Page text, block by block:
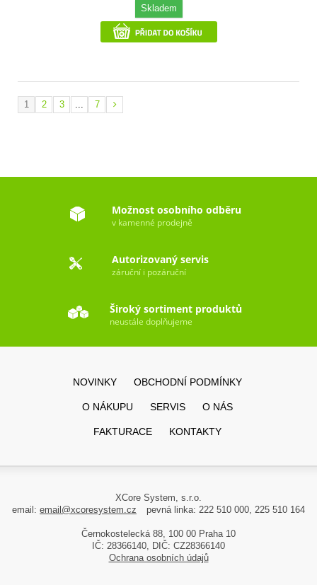
Skladem
1 2 3 ... 7
Možnost osobního odběru
v kamenné prodejně
Autorizovaný servis
záruční i pozáruční
Široký sortiment produktů
neustále doplňujeme
NOVINKY OBCHODNÍ PODMÍNKY
O NÁKUPU SERVIS O NÁS
FAKTURACE KONTAKTY
XCore System, s.r.o.
email: email@xcoresystem.cz pevná linka: 222 510 000, 225 510 164
Černokostelecká 88, 100 00 Praha 10
IČ: 28366140, DIČ: CZ28366140
Ochrana osobních údajů